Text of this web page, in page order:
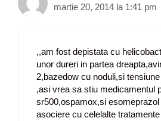
martie 20, 2014 la 1:41 pm
,,am fost depistata cu
unor dureri in partea
2,bazedow cu noduli,si
,asi vrea sa stiu medicamentul
sr500,ospamox,si esomeprazol
asociere cu celelalte tratamente